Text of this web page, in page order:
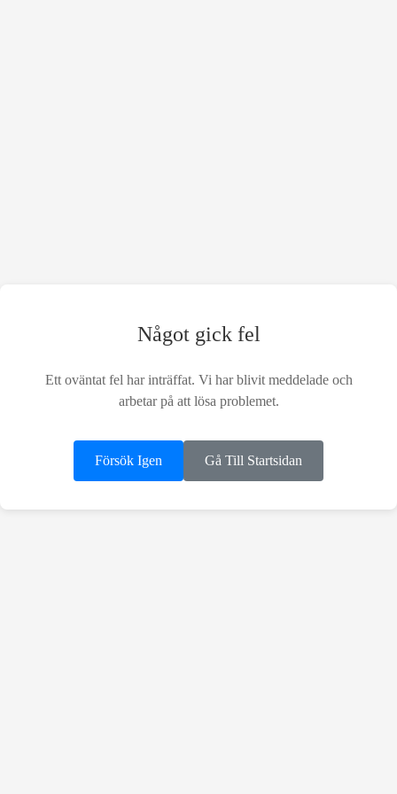
Något gick fel
Ett oväntat fel har inträffat. Vi har blivit meddelade och
arbetar på att lösa problemet.
Försök Igen Gå Till Startsidan